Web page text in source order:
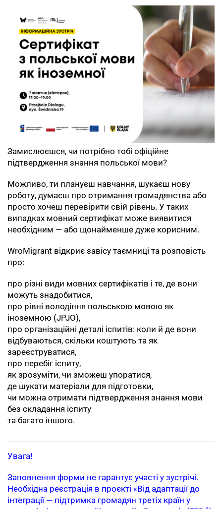
Замислюєшся, чи потрібно тобі офіційне
підтвердження знання польської мови?
Можливо, ти плануєш навчання, шукаєш нову
роботу, думаєш про отримання громадянства або
просто хочеш перевірити свій рівень. У таких
випадках мовний сертифікат може виявитися
необхідним — або щонайменше дуже корисним.
WroMigrant відкриє завісу таємниці та розповість
про:
про різні види мовних сертифікатів і те, де вони
можуть знадобитися,
про рівні володіння польською мовою як
іноземною (JPJO),
про організаційні деталі іспитів: коли й де вони
відбуваються, скільки коштують та як
зареєструватися,
про перебіг іспиту,
як зрозуміти, чи зможеш упоратися,
де шукати матеріали для підготовки,
чи можна отримати підтвердження знання мови
без складання іспиту
та багато іншого.
Увага!
Заповнення форми не гарантує участі у зустрічі.
Необхідна реєстрація в проєкті «Від адаптації до
інтеграції — підтримка громадян третіх країн у